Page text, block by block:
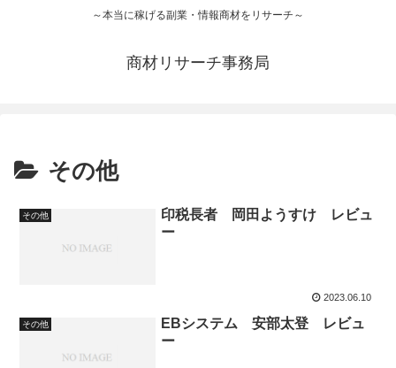
～本当に稼げる副業・情報商材をリサーチ～
商材リサーチ事務局
その他
その他
印税長者 岡田ようすけ レビュ
ー
2023.06.10
その他
EBシステム 安部太登 レビュ
ー